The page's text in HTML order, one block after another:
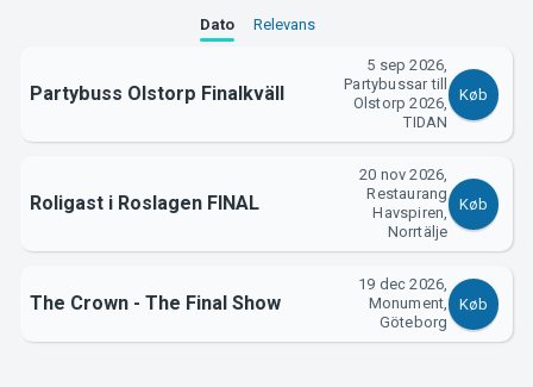
Support
Om Tickster
Dato Relevans
Partybuss Olstorp Finalkväll
5 sep 2026,
Partybussar till
Olstorp 2026,
TIDAN
Køb
Roligast i Roslagen FINAL
20 nov 2026,
Restaurang
Havspiren,
Norrtälje
Køb
The Crown - The Final Show
19 dec 2026,
Monument,
Göteborg
Køb